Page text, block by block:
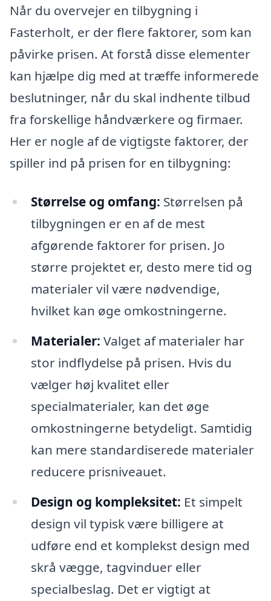
Når du overvejer en tilbygning i
Fasterholt, er der flere faktorer, som kan
påvirke prisen. At forstå disse elementer
kan hjælpe dig med at træffe informerede
beslutninger, når du skal indhente tilbud
fra forskellige håndværkere og firmaer.
Her er nogle af de vigtigste faktorer, der
spiller ind på prisen for en tilbygning:
Størrelse og omfang: Størrelsen på
tilbygningen er en af de mest
afgørende faktorer for prisen. Jo
større projektet er, desto mere tid og
materialer vil være nødvendige,
hvilket kan øge omkostningerne.
Materialer: Valget af materialer har
stor indflydelse på prisen. Hvis du
vælger høj kvalitet eller
specialmaterialer, kan det øge
omkostningerne betydeligt. Samtidig
kan mere standardiserede materialer
reducere prisniveauet.
Design og kompleksitet: Et simpelt
design vil typisk være billigere at
udføre end et komplekst design med
skrå vægge, tagvinduer eller
specialbeslag. Det er vigtigt at